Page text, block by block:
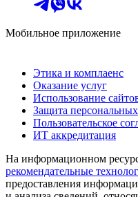
Мобильное приложение
Этика и комплаенс
Оказание услуг
Использование
Защита
Пользовательское
ИТ аккредитация
На информационном
рекомендательные
предоставления